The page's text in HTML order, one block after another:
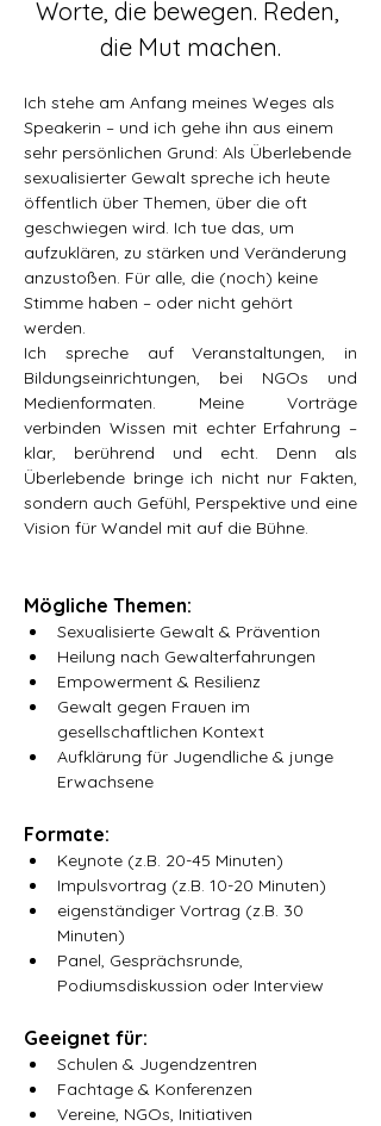
Worte, die bewegen. Reden,
die Mut machen.
Ich stehe am Anfang meines Weges als
Speakerin – und ich gehe ihn aus einem
sehr persönlichen Grund: Als Überlebende
sexualisierter Gewalt spreche ich heute
öffentlich über Themen, über die oft
geschwiegen wird. Ich tue das, um
aufzuklären, zu stärken und Veränderung
anzustoßen. Für alle, die (noch) keine
Stimme haben – oder nicht gehört
werden.
Ich spreche auf Veranstaltungen, in
Bildungseinrichtungen, bei NGOs und
Medienformaten. Meine Vorträge
verbinden Wissen mit echter Erfahrung –
klar, berührend und echt. Denn als
Überlebende bringe ich nicht nur Fakten,
sondern auch Gefühl, Perspektive und eine
Vision für Wandel mit auf die Bühne.
Mögliche Themen:
Sexualisierte Gewalt & Prävention
Heilung nach Gewalterfahrungen
Empowerment & Resilienz
Gewalt gegen Frauen im
gesellschaftlichen Kontext
Aufklärung für Jugendliche & junge
Erwachsene
Formate:
Keynote (z.B. 20-45 Minuten)
Impulsvortrag (z.B. 10-20 Minuten)
eigenständiger Vortrag (z.B. 30
Minuten)
Panel, Gesprächsrunde,
Podiumsdiskussion oder Interview
Geeignet für:
Schulen & Jugendzentren
Fachtage & Konferenzen
Vereine, NGOs, Initiativen